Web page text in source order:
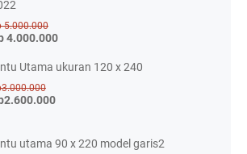
5.000.000
4.000.000
Utama ukuran 120 x 240
utama 90 x 220 model garis2